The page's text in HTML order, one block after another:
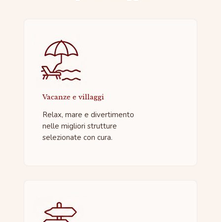
Vacanze e villaggi
Relax, mare e divertimento
nelle migliori strutture
selezionate con cura.